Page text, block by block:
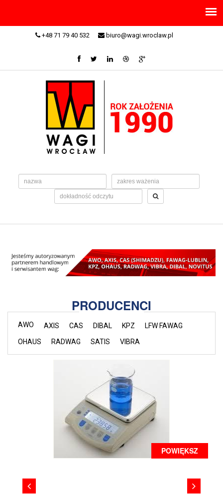
+48 71 79 40 532 biuro@wagi.wroclaw.pl
PRODUCENCI
AWO AXIS CAS DIBAL KPZ
LFW FAWAG
OHAUS
RADWAG SATIS VIBRA
POWIĘKSZ